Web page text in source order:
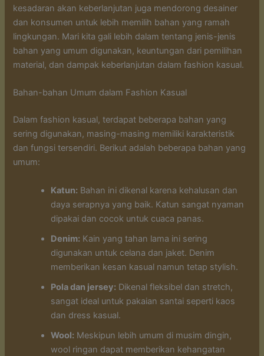
kesadaran akan keberlanjutan juga mendorong desainer
dan konsumen untuk lebih memilih bahan yang ramah
lingkungan. Mari kita gali lebih dalam tentang jenis-jenis
bahan yang umum digunakan, keuntungan dari pemilihan
material, dan dampak keberlanjutan dalam fashion kasual.
Bahan-bahan Umum dalam Fashion Kasual
Dalam fashion kasual, terdapat beberapa bahan yang
sering digunakan, masing-masing memiliki karakteristik
dan fungsi tersendiri. Berikut adalah beberapa bahan yang
umum:
Katun: Bahan ini dikenal karena kehalusan dan
daya serapnya yang baik. Katun sangat nyaman
dipakai dan cocok untuk cuaca panas.
Denim: Kain yang tahan lama ini sering
digunakan untuk celana dan jaket. Denim
memberikan kesan kasual namun tetap stylish.
Pola dan jersey: Dikenal fleksibel dan stretch,
sangat ideal untuk pakaian santai seperti kaos
dan dress kasual.
Wool: Meskipun lebih umum di musim dingin,
wool ringan dapat memberikan kehangatan